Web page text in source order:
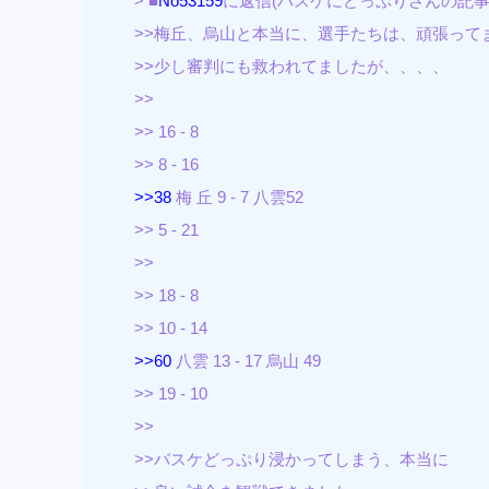
>>梅丘、烏山と本当に、選手たちは、頑張って
>>少し審判にも救われてましたが、、、、
>>
>> 16 - 8
>> 8 - 16
>>38梅 丘 9 - 7 八雲52
>> 5 - 21
>>
>> 18 - 8
>> 10 - 14
>>60八雲 13 - 17 烏山 49
>> 19 - 10
>>
>>バスケどっぷり浸かってしまう、本当に